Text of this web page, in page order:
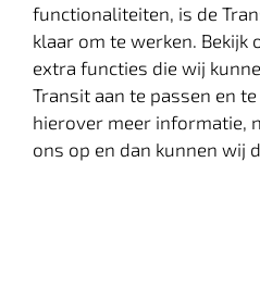
functionaliteiten, is de
klaar om te werken. Bekijk
extra functies die wij
Transit aan te passen en
hierover meer informatie,
ons op en dan kunnen wij